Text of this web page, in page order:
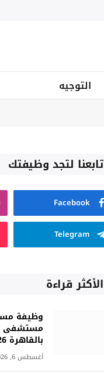
التوجيه
تابعنا لتجد وظيفتك
Facebook
Telegram
الأكثر قراءة
وظيفة
مستشفى
بالقاهرة 2026
أغسطس 6, 2026